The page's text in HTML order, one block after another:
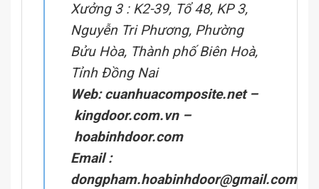
Xưởng 3 : K2-39, Tổ 48, KP 3,
Nguyễn Tri Phương, Phường
Bửu Hòa, Thành phố Biên Hoà,
Tỉnh Đồng Nai
Web:cuanhuacomposite.net–
kingdoor.com.vn–
hoabinhdoor.com
Email :
dongpham.hoabinhdoor@gmail.com